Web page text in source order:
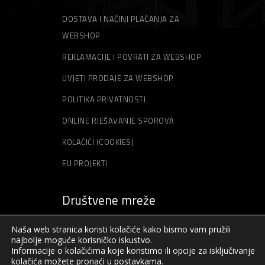
DOSTAVA I NAČINI PLAĆANJA ZA
WEBSHOP
REKLAMACIJE I POVRATI ZA WEBSHOP
UVJETI PRODAJE ZA WEBSHOP
POLITIKA PRIVATNOSTI
ONLINE RJEŠAVANJE SPOROVA
KOLAČIĆI (COOKIES)
EU PROJEKTI
Društvene mreže
Naša web stranica koristi kolačiće kako bismo vam pružili
najbolje moguće korisničko iskustvo.
Informacije o kolačićima koje koristimo ili opcije za isključivanje
kolačića možete pronaći u postavkama.